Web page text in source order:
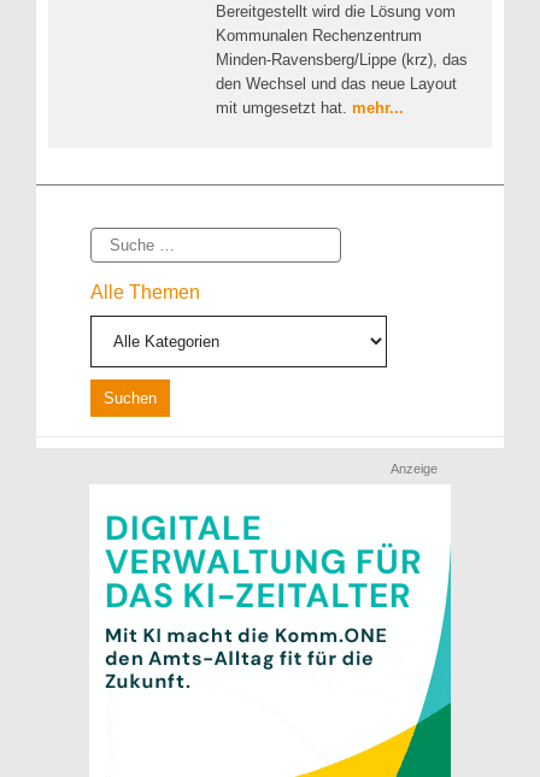
Bereitgestellt wird die Lösung vom
Kommunalen Rechenzentrum
Minden-Ravensberg/Lippe (krz), das
den Wechsel und das neue Layout
mit umgesetzt hat. mehr...
Suche
Alle Themen
Anzeige